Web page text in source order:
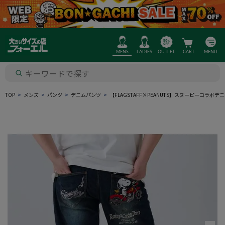
MENS LADIES OUTLET CART MENU
TOP メンズ パンツ デニムパンツ 【FLAGSTAFF×PEANUTS】スヌーピーコラボデ